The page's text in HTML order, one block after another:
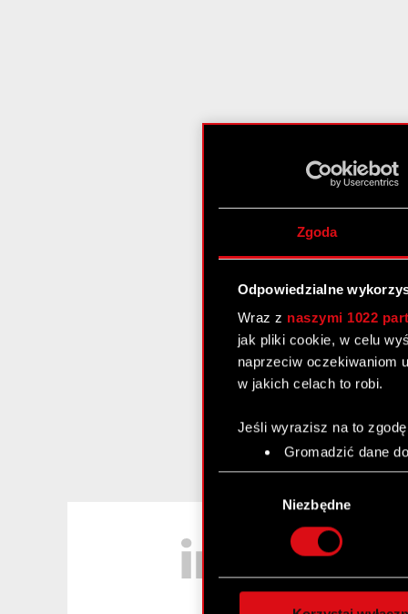
Zgoda
Odpowiedzialne
Wraz z naszymi 1022
jak pliki cookie, w celu
naprzeciw oczekiwaniom
w jakich celach to robi.
Jeśli wyrazisz na to
Gromadzić dane
Identyfikować
Dowiedz się więcej
szczegółów . W
Wykorzystujemy pliki
Niezbędne